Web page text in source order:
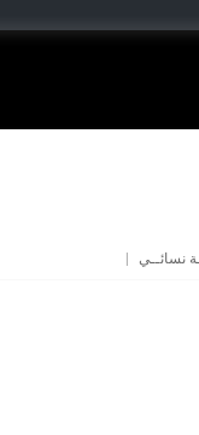
نسائــي